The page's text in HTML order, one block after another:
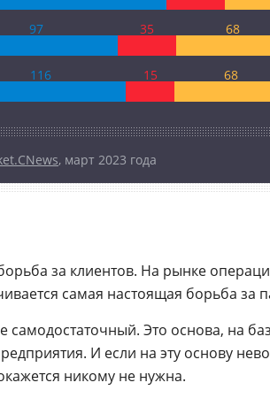
97 35 68
116 15 68
, март 2023 года
за клиентов. На рынке
самая настоящая борьба за
самодостаточный. Это основа, на
И если на эту основу
никому не нужна.